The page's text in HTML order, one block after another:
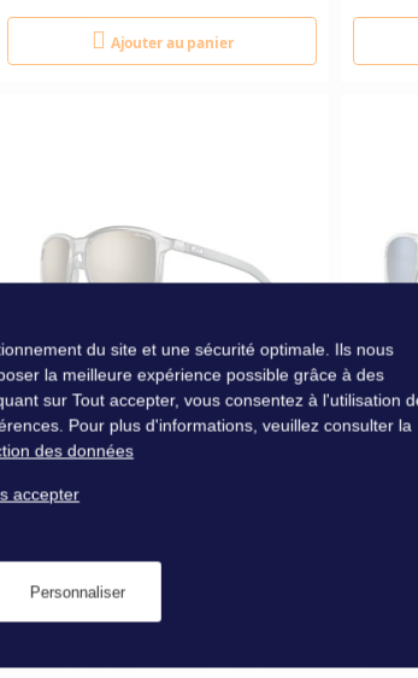
Ajouter au panier
LUNETTES JULBO CREEK
89,00 €
Ajouter au panier
du site et une sécurité optimale. Ils nous
la meilleure expérience possible grâce à des
sur Tout accepter, vous consentez à l'utilisation
Pour plus d'informations, veuillez consulter la
des données
accepter
Personnaliser